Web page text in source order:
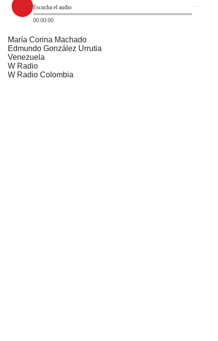
Escucha el audio
00:00:00
María Corina Machado
Edmundo González Urrutia
Venezuela
W Radio
W Radio Colombia